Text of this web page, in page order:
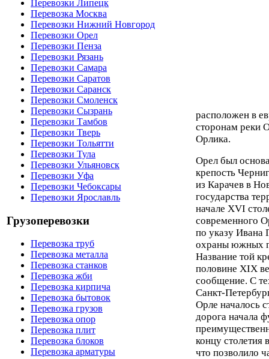
Перевозки Липецк
Перевозка Москва
Перевозки Нижний Новгород
Перевозки Орел
Перевозки Пенза
Перевозки Рязань
Перевозки Самара
Перевозки Саратов
Перевозки Саранск
Перевозки Смоленск
Перевозки Сызрань
Перевозки Тамбов
Перевозки Тверь
Перевозки Тольятти
Перевозки Тула
Перевозки Ульяновск
Перевозки Уфа
Перевозки Чебоксары
Перевозки Ярославль
Грузоперевозки
Перевозка труб
Перевозка металла
Перевозка станков
Перевозка жби
Перевозка кирпича
Перевозка бытовок
Перевозка грузов
Перевозка опор
Перевозка плит
Перевозка блоков
Перевозка арматуры
расположен в
сторонам реки
Орлика.
Орел был
крепость
из Карачев в
государства
начале XVI
современного
по указу Ивана
охраны южных
Название той
половине XIX
сообщение. С
Санкт-
Орле началось
дорога начала
концу столетия
что позволило